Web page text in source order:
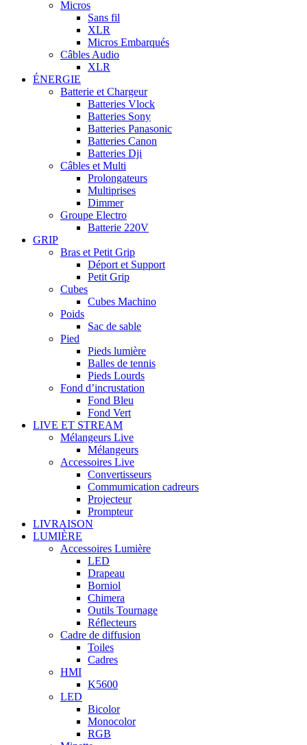
Micros
Sans fil
XLR
Micros Embarqués
Câbles Audio
XLR
ÉNERGIE
Batterie et Chargeur
Batteries Vlock
Batteries Sony
Batteries Panasonic
Batteries Canon
Batteries Dji
Câbles et Multi
Prolongateurs
Multiprises
Dimmer
Groupe Electro
Batterie 220V
GRIP
Bras et Petit Grip
Déport et Support
Petit Grip
Cubes
Cubes Machino
Poids
Sac de sable
Pied
Pieds lumière
Balles de tennis
Pieds Lourds
Fond d’incrustation
Fond Bleu
Fond Vert
LIVE ET STREAM
Mélangeurs Live
Mélangeurs
Accessoires Live
Convertisseurs
Commumication cadreurs
Projecteur
Prompteur
LIVRAISON
LUMIÈRE
Accessoires Lumière
LED
Drapeau
Borniol
Chimera
Outils Tournage
Réflecteurs
Cadre de diffusion
Toiles
Cadres
HMI
K5600
LED
Bicolor
Monocolor
RGB